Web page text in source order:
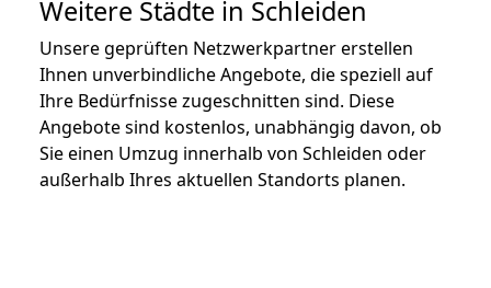
Weitere Städte in Schleiden
Unsere geprüften Netzwerkpartner erstellen
Ihnen unverbindliche Angebote, die speziell auf
Ihre Bedürfnisse zugeschnitten sind. Diese
Angebote sind kostenlos, unabhängig davon, ob
Sie einen Umzug innerhalb von Schleiden oder
außerhalb Ihres aktuellen Standorts planen.